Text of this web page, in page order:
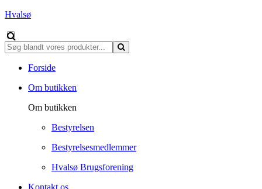
Hvalsø
Forside
Om butikken
Om butikken
Bestyrelsen
Bestyrelsesmedlemmer
Hvalsø Brugsforening
Kontakt os